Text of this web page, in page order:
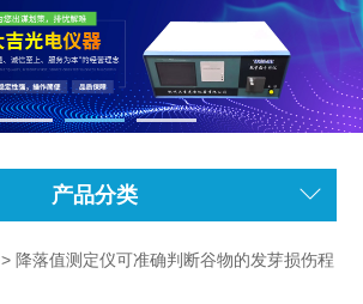
产品分类
> 降落值测定仪可准确判断谷物的发芽损伤程